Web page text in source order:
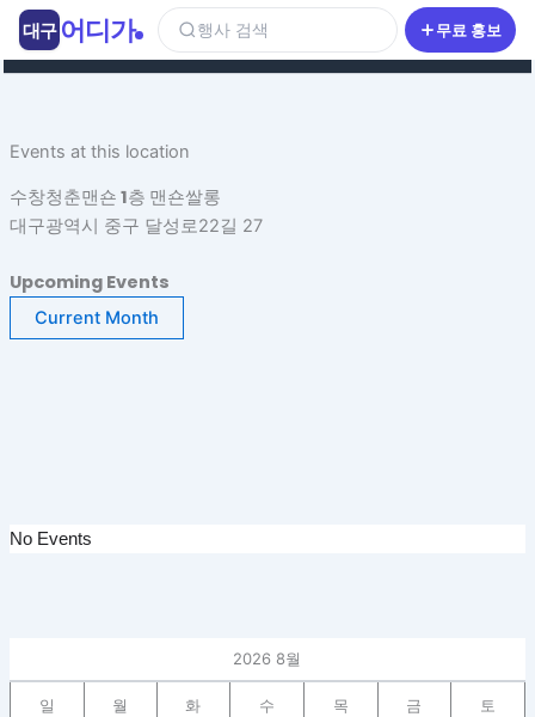
츠
너Events at this location
수창청춘맨숀 1층 맨숀쌀롱
대구광역시 중구 달성로22길 27
Upcoming Events
Current Month
No Events
2026 8월
일 월 화 수 목 금 토
대구 어디가 행사 검색 무료 홍보